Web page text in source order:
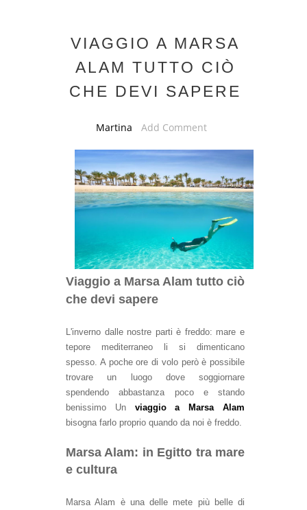
VIAGGIO A MARSA
ALAM TUTTO CIÒ
CHE DEVI SAPERE
Martina Add Comment
Viaggio a Marsa Alam tutto ciò
che devi sapere
L'inverno dalle nostre parti è freddo: mare e
tepore mediterraneo li si dimenticano
spesso. A poche ore di volo però è possibile
trovare un luogo dove soggiornare
spendendo abbastanza poco e stando
benissimo Un viaggio a Marsa Alam
bisogna farlo proprio quando da noi è freddo.
Marsa Alam: in Egitto tra mare
e cultura
Marsa Alam è una delle mete più belle di